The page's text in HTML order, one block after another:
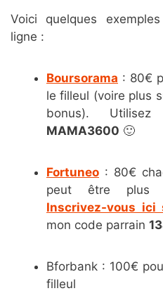
Voici quelques
ligne :
Boursorama : 80€
le filleul (voire plus
bonus).
MAMA3600 🙂
Fortuneo : 80€
peut être plus
Inscrivez-vous ici
mon code parrain
Bforbank : 100€
filleul